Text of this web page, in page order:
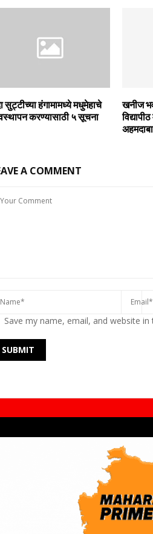
सुट्टीच्‍या हंगामामध्‍ये मधुमेहाचे
करण्‍यासाठी ५ सूचना
खनीज
A COMMENT
Save my name, email, and website